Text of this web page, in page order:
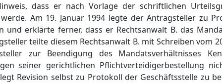
dass er nach Vorlage der schriftlichen
Am 19. Januar 1994 legte der Antragsteller zu
und erklärte ferner, dass er Rechtsanwalt B. das
teilte diesem Rechtsanwalt B. mit Schreiben vom
zur Beendigung des Mandatsverhältnisses
seiner gerichtlichen Pflichtverteidigerbestellung
Revision selbst zu Protokoll der Geschäftsstelle zu